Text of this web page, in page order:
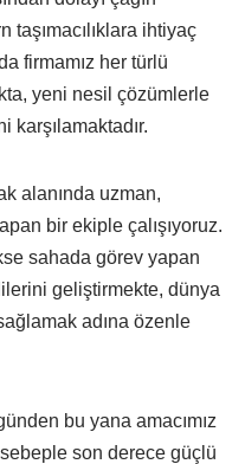
taşımacılıklara ihtiyaç
firmamız her türlü
yeni nesil çözümlerle
karşılamaktadır.
alanında uzman,
bir ekiple çalışıyoruz.
sahada görev yapan
geliştirmekte, dünya
adına özenle
bu yana amacımız
son derece güçlü